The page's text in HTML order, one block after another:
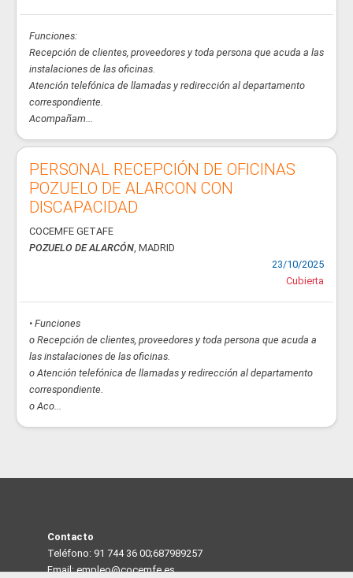
Funciones:
Recepción de clientes, proveedores y toda persona que acuda a las
instalaciones de las oficinas.
Atención telefónica de llamadas y redirección al departamento
correspondiente.
Acompañam...
PERSONAL RECEPCIÓN DE OFICINAS
POZUELO DE ALARCON CON
DISCAPACIDAD
COCEMFE GETAFE
POZUELO DE ALARCÓN, MADRID
23/10/2025
Cubierta
• Funciones
o Recepción de clientes, proveedores y toda persona que acuda a
las instalaciones de las oficinas.
o Atención telefónica de llamadas y redirección al departamento
correspondiente.
o Aco...
Contacto
Teléfono: 91 744 36 00;687989257
Email: empleo@cocemfe.es